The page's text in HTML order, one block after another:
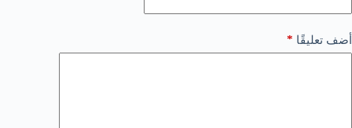
أضف تعليقًا *